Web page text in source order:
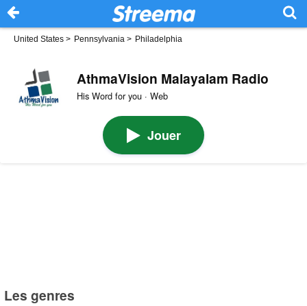
United States > Pennsylvania > Philadelphia
AthmaVision Malayalam Radio
His Word for you · Web
Jouer
Les genres